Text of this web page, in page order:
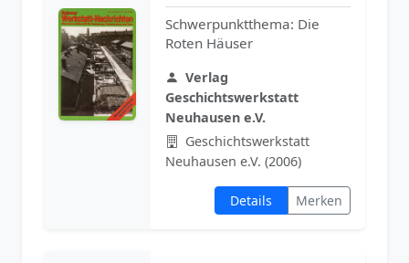
Schwerpunktthema: Die
Roten Häuser
Verlag
Geschichtswerkstatt
Neuhausen e.V.
Geschichtswerkstatt
Neuhausen e.V. (2006)
Details Merken